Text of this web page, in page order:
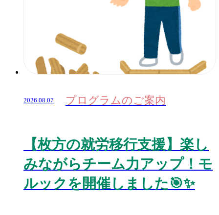
2026.08.07 プログラムのご案内
【枚方の就労移行支援】楽し
みながらチーム力アップ！モ
ルックを開催しました🎯✨